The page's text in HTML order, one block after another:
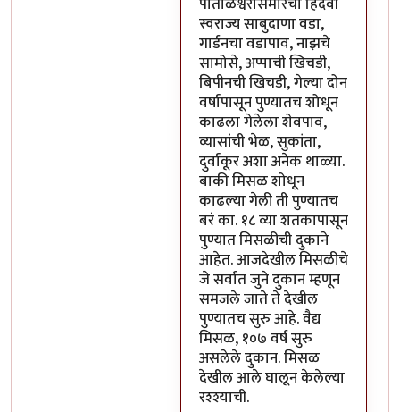
स्वराज्य साबुदाणा वडा,
गार्डनचा वडापाव, नाझचे
सामोसे, अप्पाची खिचडी,
बिपीनची खिचडी, गेल्या दोन
वर्षापासून पुण्यातच शोधून
काढला गेलेला शेवपाव,
व्यासांची भेळ, सुकांता,
दुर्वांकूर अशा अनेक थाळ्या.
बाकी मिसळ शोधून
काढल्या गेली ती पुण्यातच
बरं का. १८ व्या शतकापासून
पुण्यात मिसळीची दुकाने
आहेत. आजदेखील मिसळीचे
जे सर्वात जुने दुकान म्हणून
समजले जाते ते देखील
पुण्यातच सुरु आहे. वैद्य
मिसळ, १०७ वर्ष सुरु
असलेले दुकान. मिसळ
देखील आले घालून केलेल्या
रश्श्याची.